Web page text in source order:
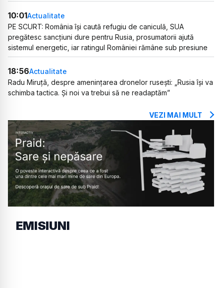
10:01Actualitate
PE SCURT: România își caută refugiu de caniculă, SUA
pregătesc sancțiuni dure pentru Rusia, prosumatorii ajută
sistemul energetic, iar ratingul României rămâne sub presiune
18:56Actualitate
Radu Miruță, despre amenințarea dronelor rusești: „Rusia își va
schimba tactica. Și noi va trebui să ne readaptăm”
VEZI MAI MULT
EMISIUNI